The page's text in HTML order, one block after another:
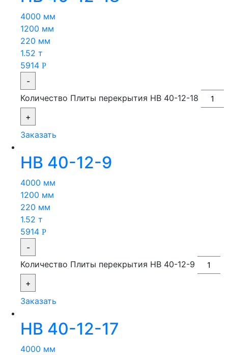
4000 мм
1200 мм
220 мм
1.52 т
5914 Р
-
Количество Плиты перекрытия НВ 40-12-18
+
Заказать
НВ 40-12-9
4000 мм
1200 мм
220 мм
1.52 т
5914 Р
-
Количество Плиты перекрытия НВ 40-12-9
+
Заказать
НВ 40-12-17
4000 мм